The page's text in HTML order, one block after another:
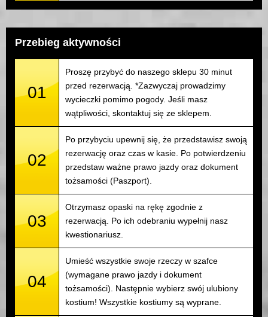
Przebieg aktywności
01
Proszę przybyć do naszego sklepu 30 minut
przed rezerwacją. *Zazwyczaj prowadzimy
wycieczki pomimo pogody. Jeśli masz
wątpliwości, skontaktuj się ze sklepem.
02
Po przybyciu upewnij się, że przedstawisz swoją
rezerwację oraz czas w kasie. Po potwierdzeniu
przedstaw ważne prawo jazdy oraz dokument
tożsamości (Paszport).
03
Otrzymasz opaski na rękę zgodnie z
rezerwacją. Po ich odebraniu wypełnij nasz
kwestionariusz.
04
Umieść wszystkie swoje rzeczy w szafce
(wymagane prawo jazdy i dokument
tożsamości). Następnie wybierz swój ulubiony
kostium! Wszystkie kostiumy są wyprane.